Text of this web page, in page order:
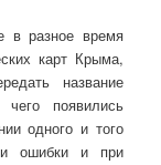
в разное время
карт Крыма,
название
чего появились
одного и того
ошибки и при